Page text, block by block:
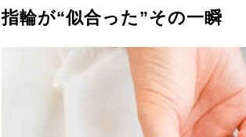
指輪が“似合った”その一瞬